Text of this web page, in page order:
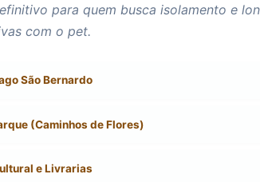
para quem busca isolamento e
com o pet.
São Bernardo
(Caminhos de Flores)
e Livrarias